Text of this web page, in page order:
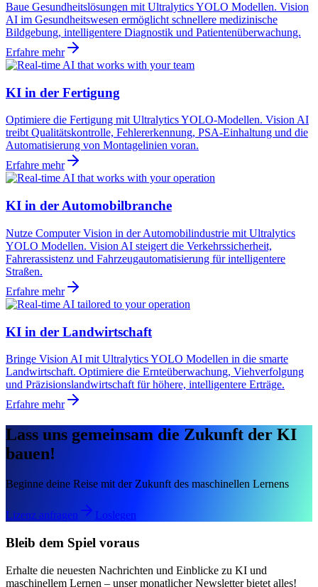
Baue Gesundheitslösungen mit Ultralytics YOLO Modellen. Vision
AI im Gesundheitswesen ermöglicht schnellere medizinische
Bildgebung, intelligentere Diagnostik und Patientenüberwachung.
Erfahre mehr
KI in der Fertigung
Optimiere die Fertigung mit Ultralytics YOLO-Modellen. Vision AI
treibt Qualitätskontrolle, Fehlererkennung, PSA-Einhaltung und die
Automatisierung von Montagelinien voran.
Erfahre mehr
KI in der Automobilbranche
Nutze Computer Vision in der Automobilindustrie mit Ultralytics
YOLO Modellen. Vision AI steigert die Verkehrssicherheit,
Fahrerassistenz und Fahrzeugautomatisierung für intelligentere
Straßen.
Erfahre mehr
KI in der Landwirtschaft
Bringe Vision AI mit Ultralytics YOLO Modellen in die smarte
Landwirtschaft. Optimiere die Ernteüberwachung, Viehverfolgung
und Präzisionslandwirtschaft für höhere, intelligentere Erträge.
Erfahre mehr
Lass uns gemeinsam die Zukunft der KI
bauen!
Beginne deine Reise mit der Zukunft des maschinellen Lernens
Lizenz anfragen Loslegen
Bleib dem Spiel voraus
Erhalte die neuesten Nachrichten und Einblicke zu KI und
maschinellem Lernen – unser monatlicher Newsletter bietet alles!